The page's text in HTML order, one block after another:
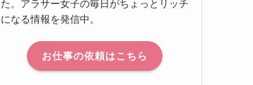
になる情報を発信中。
お仕事の依頼はこちら